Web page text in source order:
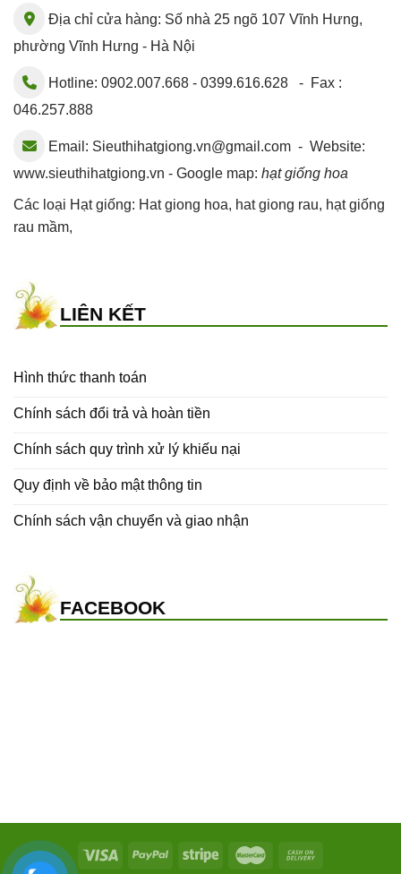
Địa chỉ cửa hàng: Số nhà 25 ngõ 107 Vĩnh Hưng,
phường Vĩnh Hưng - Hà Nội
Hotline: 0902.007.668 - 0399.616.628 - Fax :
046.257.888
Email: Sieuthihatgiong.vn@gmail.com - Website:
www.sieuthihatgiong.vn - Google map: hạt giống hoa
Các loại Hạt giống: Hat giong hoa, hat giong rau, hạt giống
rau mầm,
LIÊN KẾT
Hình thức thanh toán
Chính sách đổi trả và hoàn tiền
Chính sách quy trình xử lý khiếu nại
Quy định về bảo mật thông tin
Chính sách vận chuyển và giao nhận
FACEBOOK